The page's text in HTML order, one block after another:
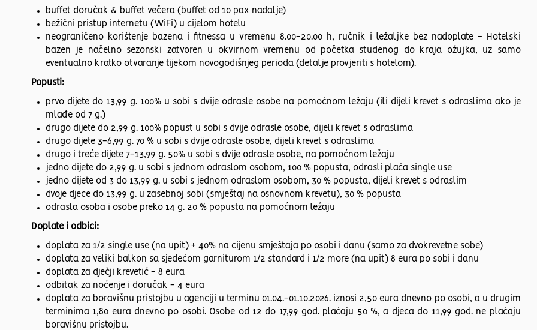
buffet doručak & buffet večera (buffet od 10 pax nadalje)
bežični pristup internetu (WiFi) u cijelom hotelu
neograničeno korištenje bazena i fitnessa u vremenu 8.00-20.00 h, ručnik i ležaljke bez nadoplate - Hotelski
bazen je načelno sezonski zatvoren u okvirnom vremenu od početka studenog do kraja ožujka, uz samo
eventualno kratko otvaranje tijekom novogodišnjeg perioda (detalje provjeriti s hotelom).
Popusti:
prvo dijete do 13,99 g. 100% u sobi s dvije odrasle osobe na pomoćnom ležaju (ili dijeli krevet s odraslima ako je
mlađe od 7 g.)
drugo dijete do 2,99 g. 100% popust u sobi s dvije odrasle osobe, dijeli krevet s odraslima
drugo dijete 3-6,99 g. 70 % u sobi s dvije odrasle osobe, dijeli krevet s odraslima
drugo i treće dijete 7-13,99 g. 50% u sobi s dvije odrasle osobe, na pomoćnom ležaju
jedno dijete do 2,99 g. u sobi s jednom odraslom osobom, 100 % popusta, odrasli plaća single use
jedno dijete od 3 do 13,99 g. u sobi s jednom odraslom osobom, 30 % popusta, dijeli krevet s odraslim
dvoje djece do 13,99 g. u zasebnoj sobi (smještaj na osnovnom krevetu), 30 % popusta
odrasla osoba i osobe preko 14 g. 20 % popusta na pomoćnom ležaju
Doplate i odbici:
doplata za 1/2 single use (na upit) + 40% na cijenu smještaja po osobi i danu (samo za dvokrevetne sobe)
doplata za veliki balkon sa sjedećom garniturom 1/2 standard i 1/2 more (na upit) 8 eura po sobi i danu
doplata za dječji krevetić - 8 eura
odbitak za noćenje i doručak - 4 eura
doplata za boravišnu pristojbu u agenciji u terminu 01.04.-01.10.2026. iznosi 2,50 eura dnevno po osobi, a u drugim
terminima 1,80 eura dnevno po osobi. Osobe od 12 do 17,99 god. plaćaju 50 %, a djeca do 11,99 god. ne plaćaju
boravišnu pristojbu.